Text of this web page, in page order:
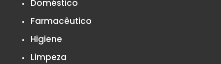
Doméstico
Farmacêutico
Higiene
Limpeza